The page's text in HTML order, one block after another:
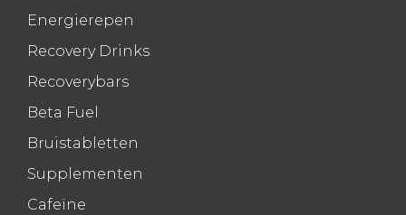
Energierepen
Recovery Drinks
Recoverybars
Beta Fuel
Bruistabletten
Supplementen
Cafeïne